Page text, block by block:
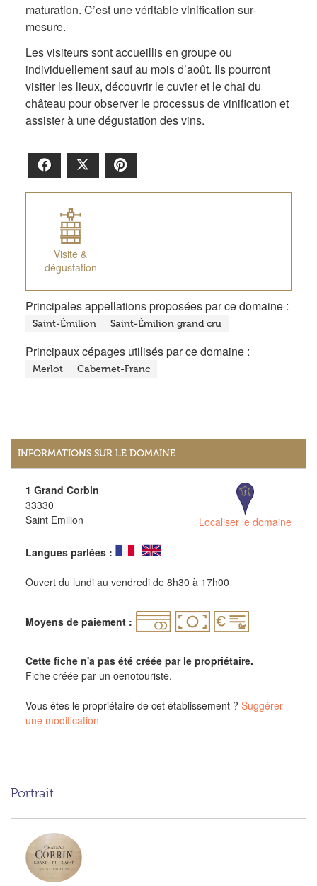
maturation. C’est une véritable vinification sur-
mesure.
Les visiteurs sont accueillis en groupe ou
individuellement sauf au mois d’août. Ils pourront
visiter les lieux, découvrir le cuvier et le chai du
château pour observer le processus de vinification et
assister à une dégustation des vins.
Facebook
Visite &
dégustation
Principales appellations proposées par ce domaine :
Saint-Émilion Saint-Émilion grand cru
Principaux cépages utilisés par ce domaine :
Merlot Cabernet-Franc
INFORMATIONS SUR LE DOMAINE
1 Grand Corbin
33330
Saint Emilion
Localiser le domaine
Langues parlées :
Ouvert du lundi au vendredi de 8h30 à 17h00
Moyens de paiement :
Cette fiche n'a pas été créée par le propriétaire.
Fiche créée par un oenotouriste.
Vous êtes le propriétaire de cet établissement ? Suggérer
une modification
Portrait